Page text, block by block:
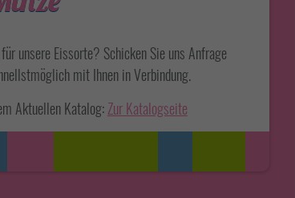
unsere Eissorte? Schicken Sie uns Anfrage
mit Ihnen in Verbindung.
Aktuellen Katalog:Zur Katalogseite
Speichern
Essenzielle Cookies ermöglichen grundlegende Funktionen und sind für die
einwandfreie Funktion der Website erforderlich.